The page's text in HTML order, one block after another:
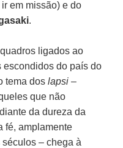
em missão) e do
.
ligados ao
escondidos do país do
tema doslapsi –
que não
da dureza da
fé, amplamente
– chega à